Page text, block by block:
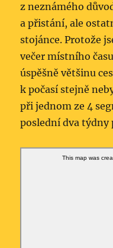
z neznámého
a přistání, ale
stojánce. Protože
večer místního
úspěšně většinu
k počasí stejně
při jednom ze 4
poslední dva týdny